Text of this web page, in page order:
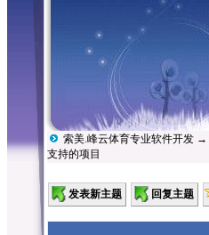
索美.峰云体育专业软件开发 →
支持的项目
发表新主题 回复主题